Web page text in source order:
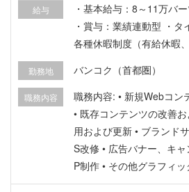
給与
・基本給与：8～11万バ
・賞与：業績連動型 ・タ
各種休暇制度（有給休暇
勤務地 バンコク（首都圏）
職務内容
職務内容: • 新規Webコン
• 既存コンテンツの改善
用および更新 • ブランド
S改修 • 広告バナー、キ
P制作 • その他グラフィ